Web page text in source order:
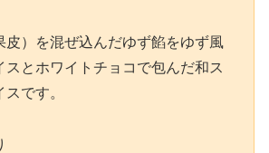
皮）を混ぜ込んだゆず餡をゆず風
スとホワイトチョコで包んだ和ス
です。